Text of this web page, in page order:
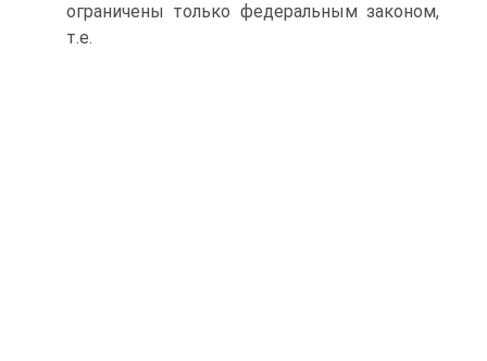
ограничены только федеральным законом,
т.е.